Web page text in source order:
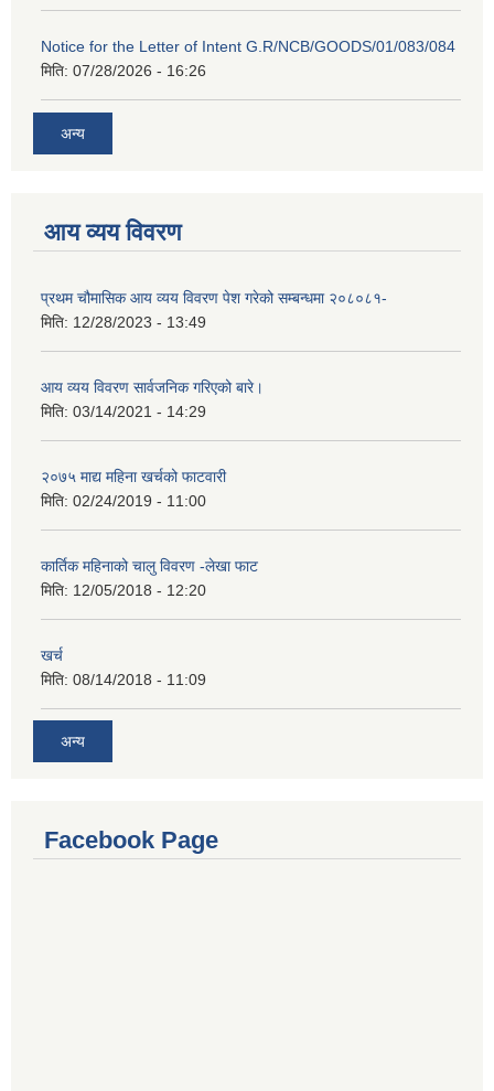
Notice for the Letter of Intent G.R/NCB/GOODS/01/083/084
मिति: 07/28/2026 - 16:26
अन्य
आय व्यय विवरण
प्रथम चौमासिक आय व्यय विवरण पेश गरेको सम्बन्धमा २०८०८१-
मिति: 12/28/2023 - 13:49
आय व्यय विवरण सार्वजनिक गरिएको बारे।
मिति: 03/14/2021 - 14:29
२०७५ माद्य महिना खर्चको फाटवारी
मिति: 02/24/2019 - 11:00
कार्तिक महिनाको चालु विवरण -लेखा फाट
मिति: 12/05/2018 - 12:20
खर्च
मिति: 08/14/2018 - 11:09
अन्य
Facebook Page